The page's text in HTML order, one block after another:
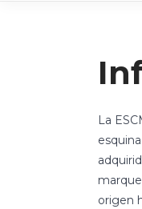
La
origen